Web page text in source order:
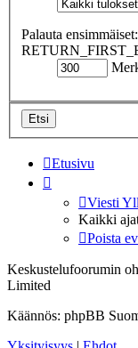
Palauta ensimmäiset:
Etusivu
Viesti
Kaikki
Poista
Keskustelufoorumin
Limited
Käännös: phpBB